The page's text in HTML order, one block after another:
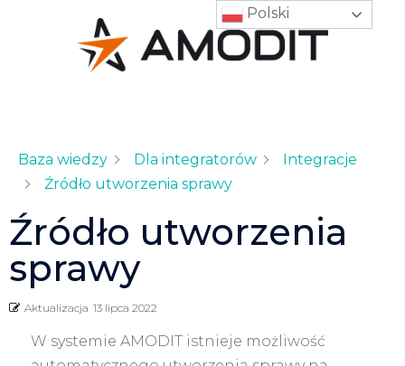
Baza wiedzy Dla integratorów
Integracje
Źródło utworzenia sprawy
Źródło utworzenia
sprawy
Aktualizacja 13 lipca 2022
W systemie AMODIT istnieje możliwość
Polski